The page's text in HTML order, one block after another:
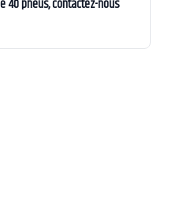
40 pneus, contactez-nous